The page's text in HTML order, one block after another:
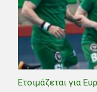
Ετοιμάζεται για